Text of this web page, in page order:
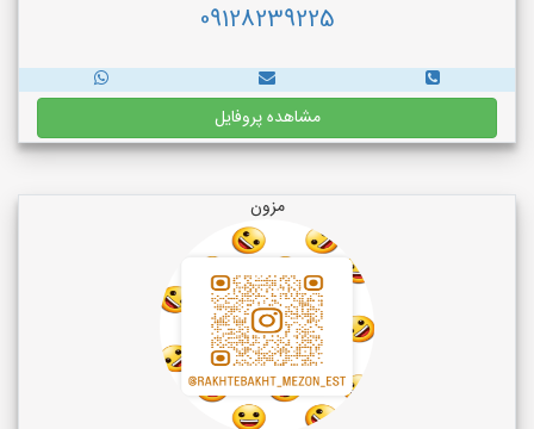
09128239225
مشاهده پروفایل
مزون